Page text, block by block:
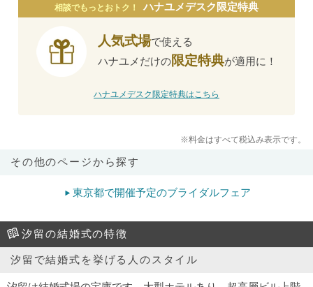
相談でもっとおトク！ ハナユメデスク限定特典
人気式場で使える
ハナユメだけの限定特典が適用に！
ハナユメデスク限定特典はこちら
※料金はすべて税込み表示です。
その他のページから探す
東京都で開催予定のブライダルフェア
汐留の結婚式の特徴
汐留で結婚式を挙げる人のスタイル